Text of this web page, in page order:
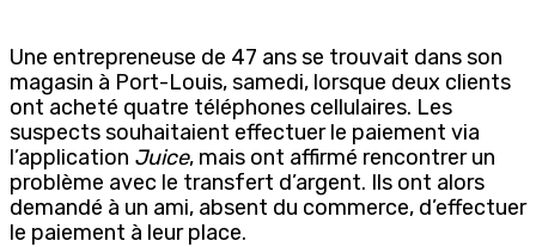
Une entrepreneuse de 47 ans se trouvait dans son
magasin à Port-Louis, samedi, lorsque deux clients
ont acheté quatre téléphones cellulaires. Les
suspects souhaitaient effectuer le paiement via
l’application Juice, mais ont affirmé rencontrer un
problème avec le transfert d’argent. Ils ont alors
demandé à un ami, absent du commerce, d’effectuer
le paiement à leur place.